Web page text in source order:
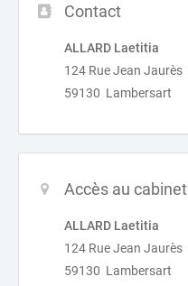
Contact
ALLARD Laetitia
124 Rue Jean Jaurès
59130 Lambersart
Accès au cabinet
ALLARD Laetitia
124 Rue Jean Jaurès
59130 Lambersart